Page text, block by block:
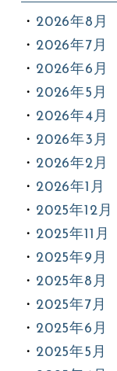
2026年8月
2026年7月
2026年6月
2026年5月
2026年4月
2026年3月
2026年2月
2026年1月
2025年12月
2025年11月
2025年9月
2025年8月
2025年7月
2025年6月
2025年5月